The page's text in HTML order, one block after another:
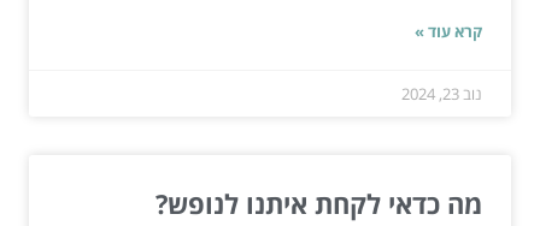
קרא עוד »
נוב 23, 2024
מה כדאי לקחת איתנו לנופש?